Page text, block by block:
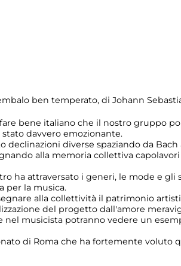
ben temperato, di Johann
bene italiano che il nostro gruppo
davvero emozionante.
diverse spaziando da Bach
alla memoria collettiva
ha attraversato i generi, le mode e gli
per la musica.
alla collettività il patrimonio
del progetto dall'amore
nel musicista potranno vedere un
di Roma che ha fortemente voluto